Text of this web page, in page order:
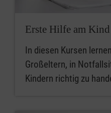
Erste Hilfe am Kind
In diesen Kursen
Großeltern, in
Kindern richtig zu